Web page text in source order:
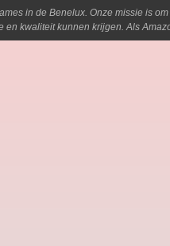
in de Benelux. Onze missie is
kwaliteit kunnen krijgen. Als